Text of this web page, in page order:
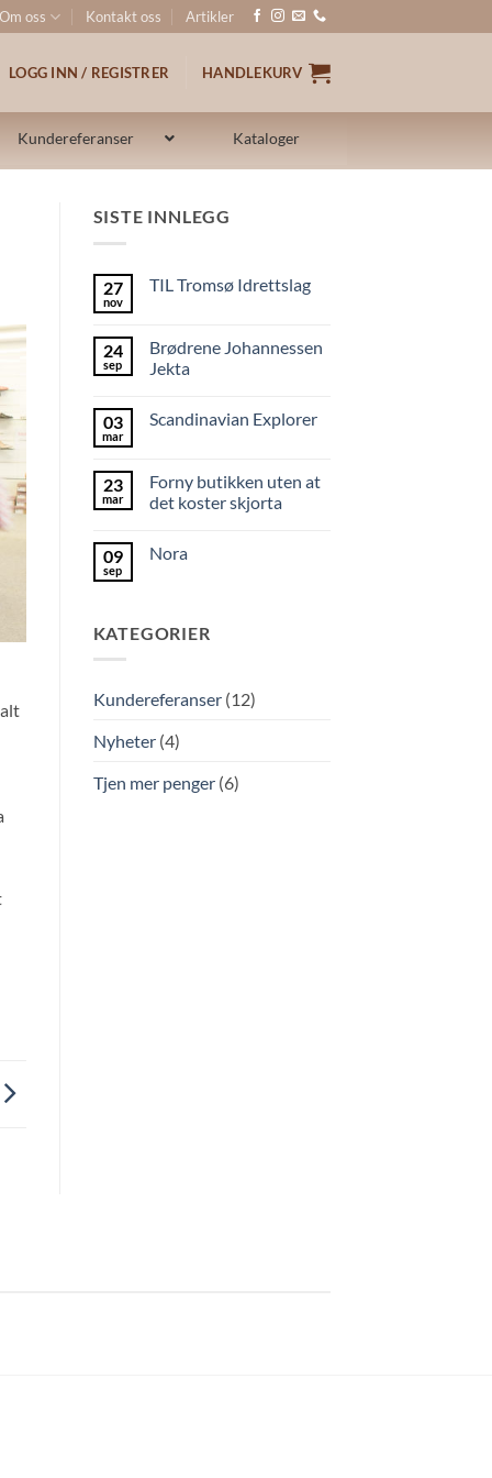
Om oss Kontakt oss Artikler
LOGG INN / REGISTRER HANDLEKURV
Kundereferanser Kataloger
SISTE INNLEGG
27
nov
TIL Tromsø Idrettslag
24
sep
Brødrene Johannessen
Jekta
03
mar
Scandinavian Explorer
23
mar
Forny butikken uten at
det koster skjorta
09
sep
Nora
KATEGORIER
Kundereferanser(12)
Nyheter(4)
Tjen mer penger(6)